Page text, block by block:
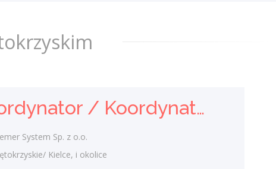
Soymax Sp. z o.o.
kilku lokalizacjach w Polsce. Zakres
Koordynator / Koordynatorka ds. utrzymania czystości
System Sp. z o.o.
Kielce, i okolice